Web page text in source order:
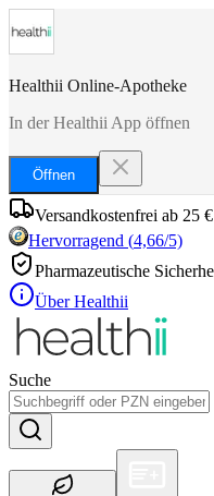
Healthii Online-Apotheke
In der Healthii App öffnen
Öffnen
Versandkostenfrei ab 25
Hervorragend (4,66/5)
Pharmazeutische
Über Healthii
Suche